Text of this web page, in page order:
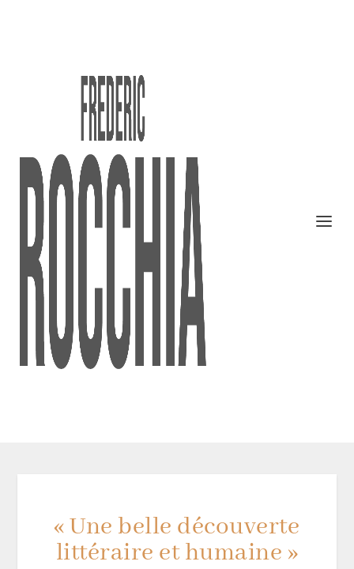
« Une belle découverte
littéraire et humaine »